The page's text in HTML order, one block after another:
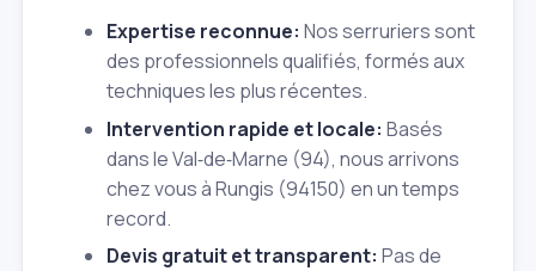
Expertise reconnue: Nos serruriers sont
des professionnels qualifiés, formés aux
techniques les plus récentes.
Intervention rapide et locale: Basés
dans le Val‑de‑Marne (94), nous arrivons
chez vous à Rungis (94150) en un temps
record.
Devis gratuit et transparent: Pas de